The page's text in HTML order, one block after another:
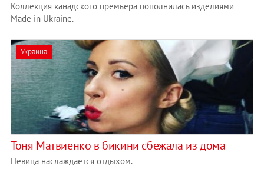
Коллекция канадского премьера пополнилась изделиями
Made in Ukraine.
Украина
Тоня Матвиенко в бикини сбежала из дома
Певица наслаждается отдыхом.